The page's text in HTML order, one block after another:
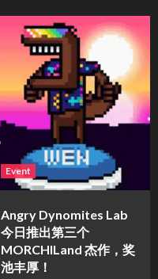
Event
Angry Dynomites Lab
今日推出第三个
MORCHILand 杰作，奖
池丰厚！